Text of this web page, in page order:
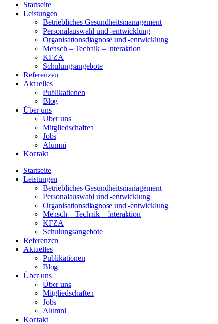
Startseite
Leistungen
Betriebliches Gesundheitsmanagement
Personalauswahl und -entwicklung
Organisationsdiagnose und -entwicklung
Mensch – Technik – Interaktion
KFZA
Schulungsangebote
Referenzen
Aktuelles
Publikationen
Blog
Über uns
Über uns
Mitgliedschaften
Jobs
Alumni
Kontakt
Startseite
Leistungen
Betriebliches Gesundheitsmanagement
Personalauswahl und -entwicklung
Organisationsdiagnose und -entwicklung
Mensch – Technik – Interaktion
KFZA
Schulungsangebote
Referenzen
Aktuelles
Publikationen
Blog
Über uns
Über uns
Mitgliedschaften
Jobs
Alumni
Kontakt